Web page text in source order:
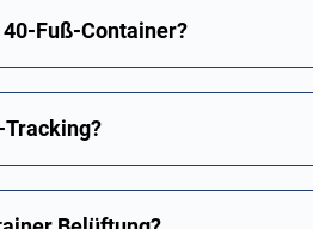
Fuß-Container?